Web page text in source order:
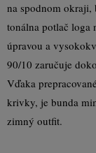
na spodnom okraji,
tonálna potlač loga
úpravou a
90/10 zaručuje
Vďaka
krivky, je bunda
zimný outfit.